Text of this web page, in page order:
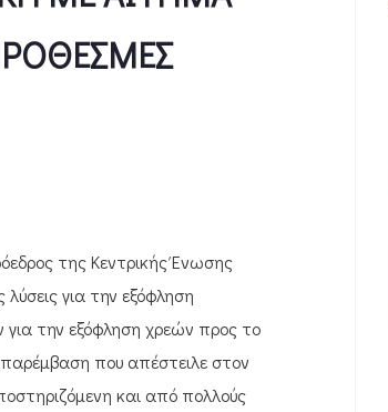
της Κεντρικής Ένωσης
για την εξόφληση
για την εξόφληση χρεών προς το
που απέστειλε στον
και από πολλούς